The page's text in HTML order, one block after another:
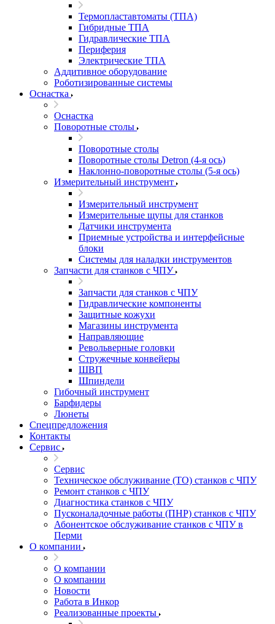
Термопластавтоматы (ТПА)
Гибридные ТПА
Гидравлические ТПА
Периферия
Электрические ТПА
Аддитивное оборудование
Роботизированные системы
Оснастка
Оснастка
Поворотные столы
Поворотные столы
Поворотные столы Detron (4-я ось)
Наклонно-поворотные столы (5-я ось)
Измерительный инструмент
Измерительный инструмент
Измерительные щупы для станков
Датчики инструмента
Приемные устройства и интерфейсные
блоки
Системы для наладки инструментов
Запчасти для станков с ЧПУ
Запчасти для станков с ЧПУ
Гидравлические компоненты
Защитные кожухи
Магазины инструмента
Направляющие
Револьверные головки
Стружечные конвейеры
ШВП
Шпиндели
Гибочный инструмент
Барфидеры
Люнеты
Спецпредложения
Контакты
Сервис
Сервис
Техническое обслуживание (ТО) станков с ЧПУ
Ремонт станков с ЧПУ
Диагностика станков с ЧПУ
Пусконаладочные работы (ПНР) станков с ЧПУ
Абонентское обслуживание станков с ЧПУ в
Перми
О компании
О компании
О компании
Новости
Работа в Инкор
Реализованные проекты